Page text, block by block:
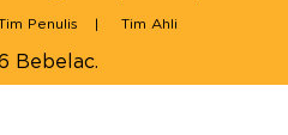
Bebelac.
Penulis Tim Ahli